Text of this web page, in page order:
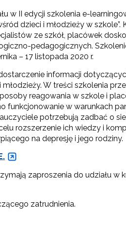
w II edycji szkolenia e-
dzieci i młodzieży w szkole”.
ze szkół, placówek
pedagogicznych.
– 17 listopada 2020 r.
informacji
W treści szkolenia
reagowania w szkole i
funkcjonowanie w warunkach
potrzebują zadbać o
rozszerzenie ich wiedzy i
na depresję i jego rodziny.
zaproszenia do udziału w
zatrudnienia.